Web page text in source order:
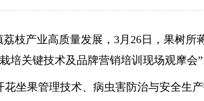
产业高质量发展，3月26日，果树所
培关键技术及品牌营销培训现场观摩会”
果管理技术、病虫害防治与安全生